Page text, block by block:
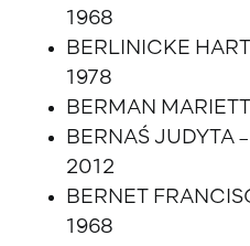
1968
BERLINICKE
1978
BERMAN
BERNAŚ JUDYTA
2012
BERNET
1968